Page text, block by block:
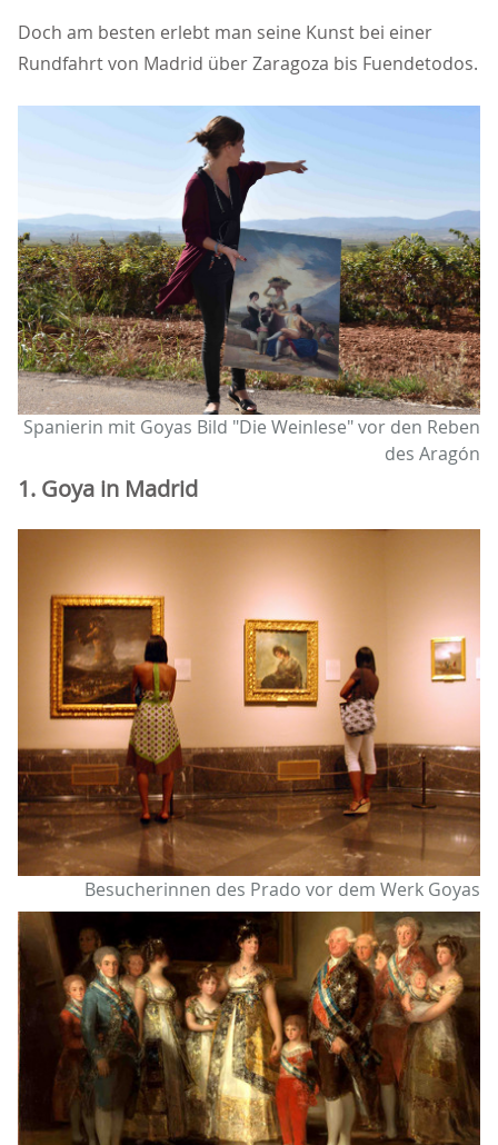
Doch am besten erlebt man seine Kunst bei einer
Rundfahrt von Madrid über Zaragoza bis Fuendetodos.
Spanierin mit Goyas Bild "Die Weinlese" vor den Reben
des Aragón
1. Goya in Madrid
Besucherinnen des Prado vor dem Werk Goyas